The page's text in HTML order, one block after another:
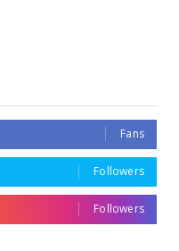
Fans
Followers
Followers